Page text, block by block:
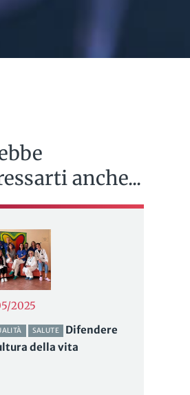
anche...
2025
SALUTE
Difendere
della vita